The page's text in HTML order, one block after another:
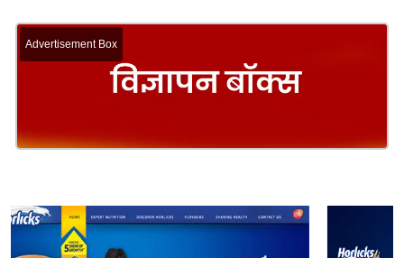
Advertisement Box